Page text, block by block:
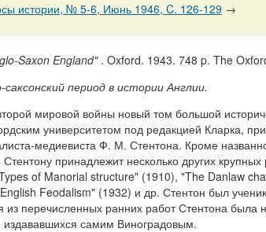
истории, № 5-6, Июнь 1946, C. 126-129 →
Saxon England". Oxford. 1943. 748 p. The
саксонский период в истории Англии.
мировой войны новый том большой
университетом под редакцией Кларка,
медиевиста Ф. М. Стентона. Кроме
принадлежит несколько других
of Manorial structure" (1910), "The Danlaw
Feodalism" (1932) и др. Стентон был
перечисленных ранних работ Стентона была
издававшихся самим Виноградовым.